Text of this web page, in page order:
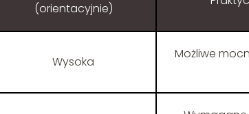
(orientacyjnie)
Wysoka
Możliwe